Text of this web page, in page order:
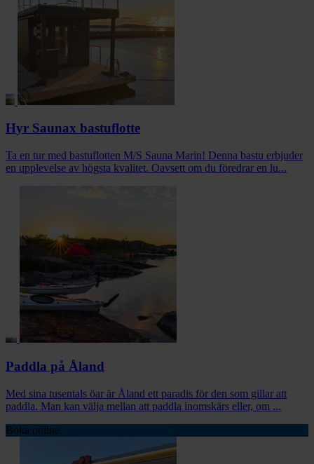
Hyr Saunax bastuflotte
Ta en tur med bastuflotten M/S Sauna Marin! Denna bastu erbjuder
en upplevelse av högsta kvalitet. Oavsett om du föredrar en lu...
Paddla på Åland
Med sina tusentals öar är Åland ett paradis för den som gillar att
paddla. Man kan välja mellan att paddla inomskärs eller, om ...
Boka online